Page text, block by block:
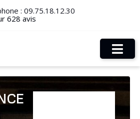
: 09.75.18.12.30
628 avis